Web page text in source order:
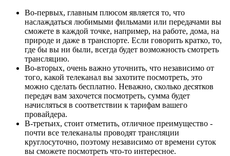
Во-первых, главным плюсом является то, что
наслаждаться любимыми фильмами или передачами вы
сможете в каждой точке, например, на работе, дома, на
природе и даже в транспорте. Если говорить кратко, то,
где бы вы ни были, всегда будет возможность смотреть
трансляцию.
Во-вторых, очень важно уточнить, что независимо от
того, какой телеканал вы захотите посмотреть, это
можно сделать бесплатно. Неважно, сколько десятков
передач вам захочется посмотреть, сумма будет
начисляться в соответствии к тарифам вашего
провайдера.
В-третьих, стоит отметить, отличное преимущество -
почти все телеканалы проводят трансляции
круглосуточно, поэтому независимо от времени суток
вы сможете посмотреть что-то интересное.